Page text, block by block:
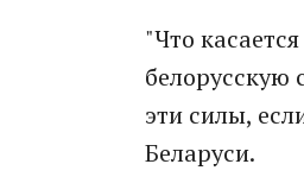
"Что
белорусскую
эти силы,
Беларуси.